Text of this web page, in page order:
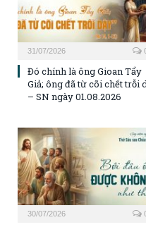
31/07/2026
Đó chính là ông Gioan Tẩy
Giả; ông đã từ cõi chết trỗi
– SN ngày 01.08.2026
30/07/2026